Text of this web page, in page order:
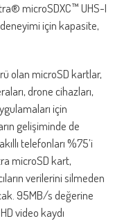
microSDXC™ UHS-I
için kapasite,
olan microSD kartlar,
drone cihazları,
için
gelişiminde de
telefonları %75’i
microSD kart,
verilerini silmeden
95MB/s değerine
video kaydı